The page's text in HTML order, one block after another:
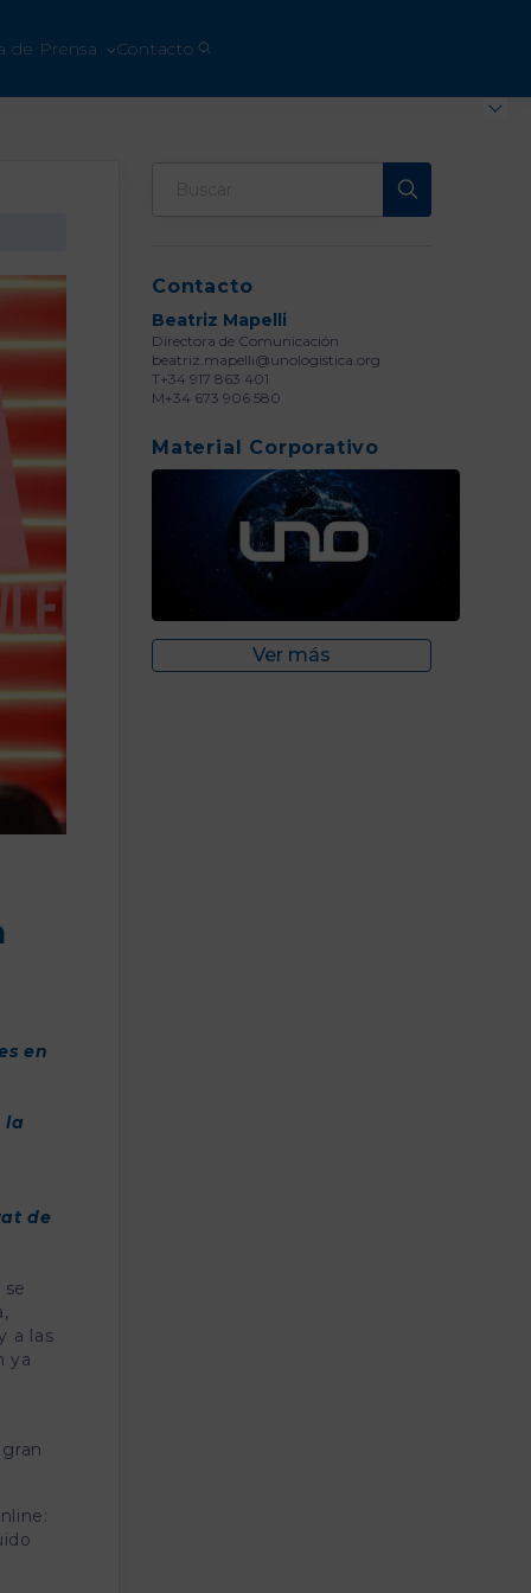
de Prensa Contacto
en
la
de
a las
ya
Contacto
Beatriz Mapelli
Directora de Comunicación
beatriz.mapelli@unologistica.org
T+34 917 863 401
M+34 673 906 580
Material Corporativo
Ver más